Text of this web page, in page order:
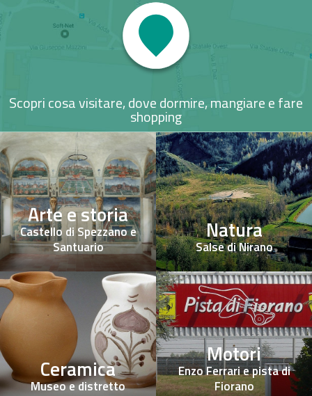
Scopri cosa visitare, dove dormire, mangiare e fare
shopping
Arte e storia
Castello di Spezzano e
Santuario
Natura
Salse di Nirano
Ceramica
Museo e distretto
Motori
Enzo Ferrari e pista di
Fiorano